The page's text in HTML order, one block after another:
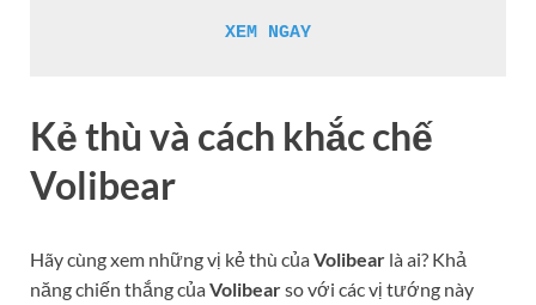
XEM NGAY
Kẻ thù và cách khắc chế
Volibear
Hãy cùng xem những vị kẻ thù củaVolibear là ai? Khả
năng chiến thắng củaVolibearso với các vị tướng này